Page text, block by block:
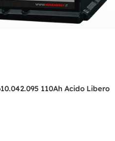
110Ah Acido Libero